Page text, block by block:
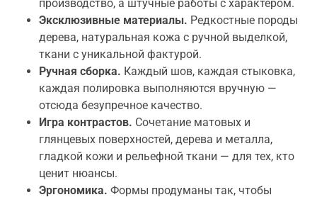
производство, а штучные работы с характером.
Эксклюзивные материалы. Редкостные породы
дерева, натуральная кожа с ручной выделкой,
ткани с уникальной фактурой.
Ручная сборка. Каждый шов, каждая стыковка,
каждая полировка выполняются вручную —
отсюда безупречное качество.
Игра контрастов. Сочетание матовых и
глянцевых поверхностей, дерева и металла,
гладкой кожи и рельефной ткани — для тех, кто
ценит нюансы.
Эргономика. Формы продуманы так, чтобы